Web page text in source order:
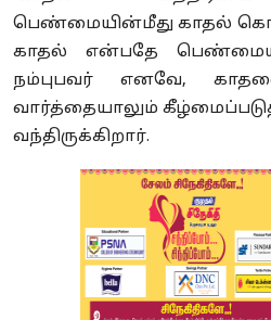
பெண்மையின்மீது காதல்
காதல் என்பதே
நம்புபவர் எனவே,
வார்த்தையாலும்
வந்திருக்கிறார்.